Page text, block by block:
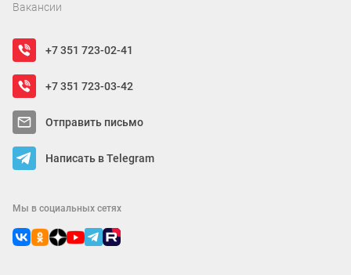
Вакансии
+7 351 723-02-41
+7 351 723-03-42
Отправить письмо
Написать в Telegram
Мы в социальных сетях